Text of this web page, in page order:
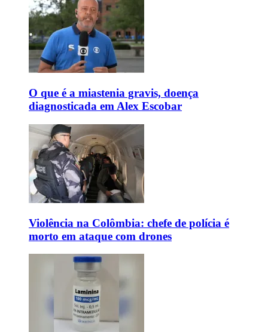
O que é a miastenia gravis, doença
diagnosticada em Alex Escobar
Violência na Colômbia: chefe de polícia é
morto em ataque com drones